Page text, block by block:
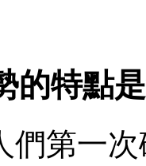
的特點
們第一